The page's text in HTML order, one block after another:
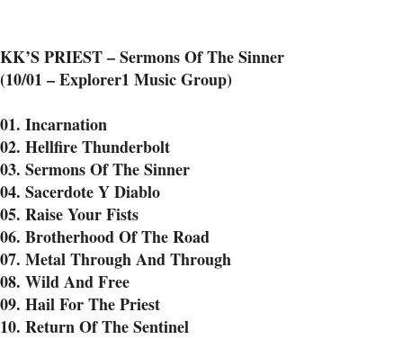
KK’S PRIEST – Sermons Of The Sinner
(10/01 – Explorer1 Music Group)
01. Incarnation
02. Hellfire Thunderbolt
03. Sermons Of The Sinner
04. Sacerdote Y Diablo
05. Raise Your Fists
06. Brotherhood Of The Road
07. Metal Through And Through
08. Wild And Free
09. Hail For The Priest
10. Return Of The Sentinel